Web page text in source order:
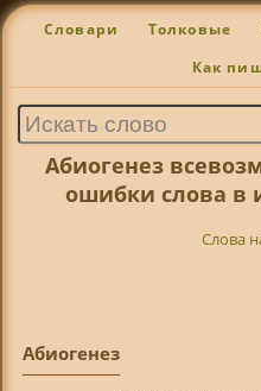
Словари Толковые
Как
Абиогенез
ошибки слова в
Слова
Абиогенез